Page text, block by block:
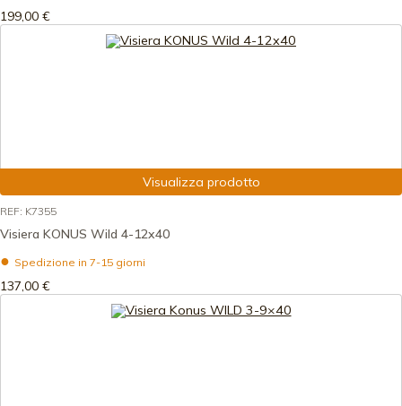
199,00 €
Visualizza prodotto
REF: K7355
Visiera KONUS Wild 4-12x40
Spedizione in 7-15 giorni
137,00 €